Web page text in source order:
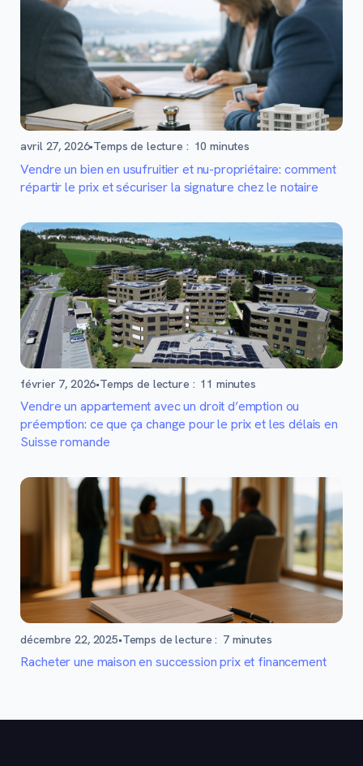
avril 27, 2026•Temps de lecture : 10 minutes
Vendre un bien en usufruitier et nu-propriétaire: comment
répartir le prix et sécuriser la signature chez le notaire
février 7, 2026•Temps de lecture : 11 minutes
Vendre un appartement avec un droit d’emption ou
préemption: ce que ça change pour le prix et les délais en
Suisse romande
décembre 22, 2025•Temps de lecture : 7minutes
Racheter une maison en succession prix et financement